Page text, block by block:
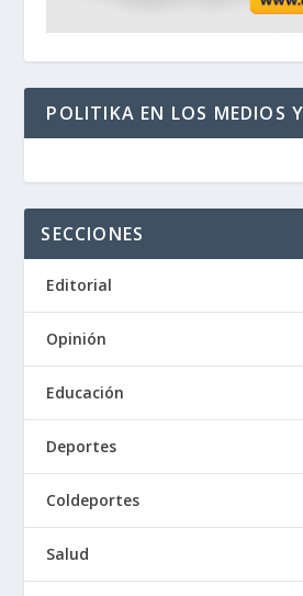
POLITIKA EN LOS MEDIOS Y
SECCIONES
Editorial
Opinión
Educación
Deportes
Coldeportes
Salud